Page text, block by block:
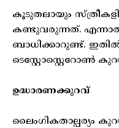
കൂടുതലായും
കണ്ടുവരുന്നത്.
ബാധിക്കാറുണ്ട്.
ടെസ്റ്റോസ്റ്റെറോൺ
ഉദ്ധാരണക്കുറവ്
ലൈംഗികതാല്പര്യം